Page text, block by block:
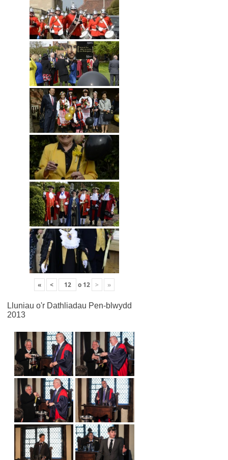
« < o 12 > »
Lluniau o'r Dathliadau Pen-blwydd
2013